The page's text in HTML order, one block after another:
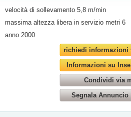
velocità di sollevamento 5,8 m/min
massima altezza libera in servizio metri 6
anno 2000
richiedi informazioni
Informazioni su
Condividi via
Segnala Annuncio